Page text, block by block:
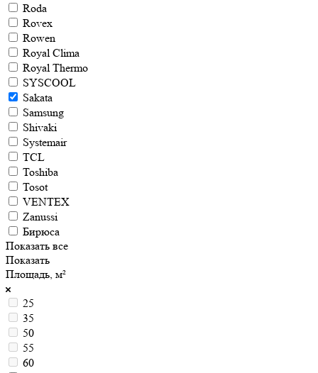
Roda
Rovex
Rowen
Royal Clima
Royal Thermo
SYSCOOL
Sakata
Samsung
Shivaki
Systemair
TCL
Toshiba
Tosot
VENTEX
Zanussi
Бирюса
Показать все
Показать
Площадь, м²
25
35
50
55
60